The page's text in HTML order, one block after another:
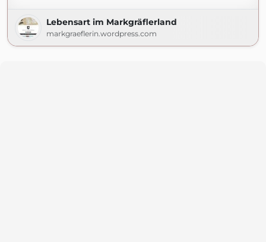
Lebensart im Markgräflerland
markgraeflerin.wordpress.com